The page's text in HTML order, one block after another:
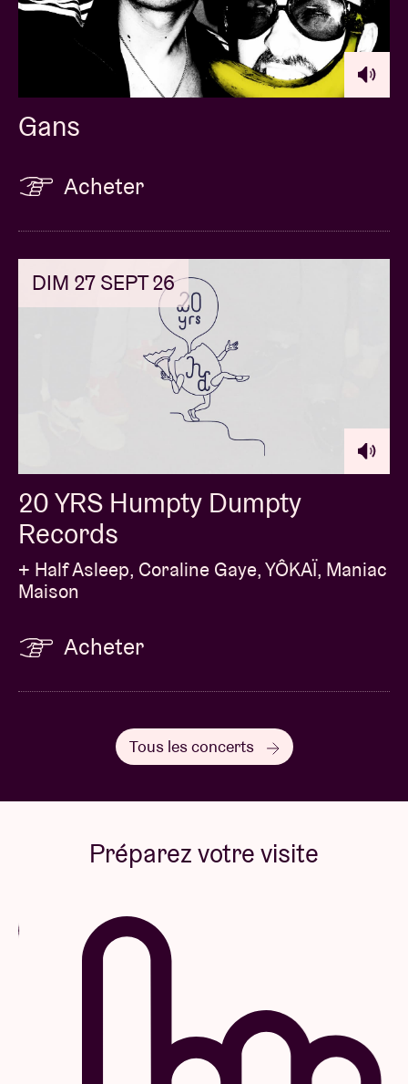
Gans
Acheter
DIM 27 SEPT 26
20 YRS Humpty Dumpty
Records
+ Half Asleep, Coraline Gaye, YÔKAÏ, Maniac
Maison
Acheter
Tous les concerts
Préparez votre visite